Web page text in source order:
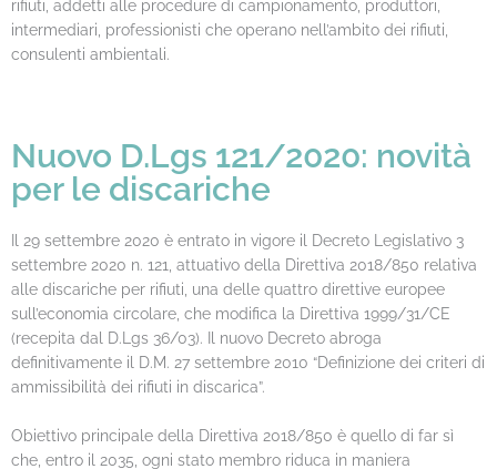
rifiuti, addetti alle procedure di campionamento, produttori,
intermediari, professionisti che operano nell’ambito dei rifiuti,
consulenti ambientali.
Nuovo D.Lgs 121/2020: novità
per le discariche
Il 29 settembre 2020 è entrato in vigore il Decreto Legislativo 3
settembre 2020 n. 121, attuativo della Direttiva 2018/850 relativa
alle discariche per rifiuti, una delle quattro direttive europee
sull’economia circolare, che modifica la Direttiva 1999/31/CE
(recepita dal D.Lgs 36/03). Il nuovo Decreto abroga
definitivamente il D.M. 27 settembre 2010 “Definizione dei criteri di
ammissibilità dei rifiuti in discarica”.
Obiettivo principale della Direttiva 2018/850 è quello di far sì
che, entro il 2035, ogni stato membro riduca in maniera